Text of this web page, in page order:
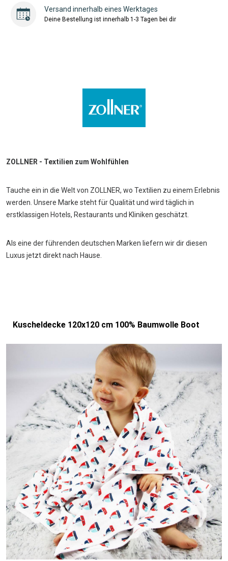
Versand innerhalb eines Werktages
Deine Bestellung ist innerhalb 1-3 Tagen bei dir
ZOLLNER - Textilien zum Wohlfühlen
Tauche ein in die Welt von ZOLLNER, wo Textilien zu einem Erlebnis
werden. Unsere Marke steht für Qualität und wird täglich in
erstklassigen Hotels, Restaurants und Kliniken geschätzt.
Als eine der führenden deutschen Marken liefern wir dir diesen
Luxus jetzt direkt nach Hause.
Kuscheldecke 120x120 cm 100% Baumwolle Boot